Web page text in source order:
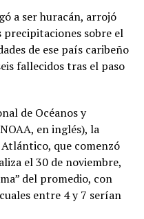
a ser huracán, arrojó
sobre el
de ese país caribeño
fallecidos tras el paso
de Océanos y
en inglés), la
que comenzó
el 30 de noviembre,
del promedio, con
entre 4 y 7 serían